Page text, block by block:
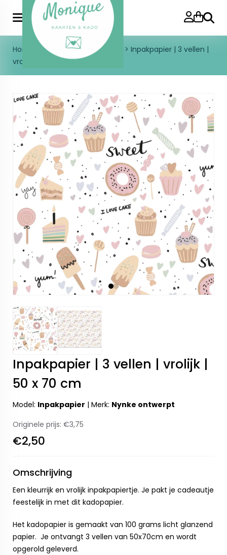
Home Inpakken> Inpakpapier > Inpakpapier | 3 vellen |
vrolijk | 50 x 70 cm
Inpakpapier | 3 vellen | vrolijk |
50 x 70 cm
Model: Inpakpapier | Merk: Nynke ontwerpt
Originele prijs: €3,75
€2,50
Omschrijving
Een kleurrijk en vrolijk inpakpapiertje. Je pakt je cadeautje
feestelijk in met dit kadopapier.
Het kadopapier is gemaakt van 100 grams licht glanzend
papier. Je ontvangt 3 vellen van 50x70cm en wordt
opgerold geleverd.